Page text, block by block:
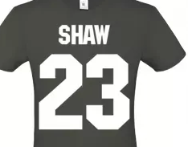
Известные бренды
Знаки зодиака
Фамилия и Номер